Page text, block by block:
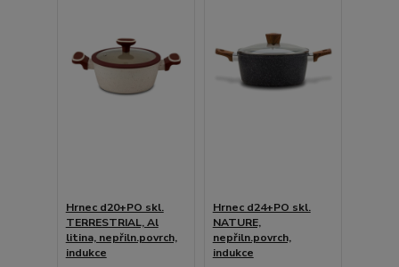
Hrnec d20+PO skl.
TERRESTRIAL, Al
litina, nepřiln.povrch,
indukce
Hrnec d24+PO skl.
NATURE,
nepřiln.povrch,
indukce